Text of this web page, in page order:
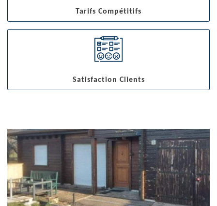
Tarifs Compétitifs
Satisfaction Clients